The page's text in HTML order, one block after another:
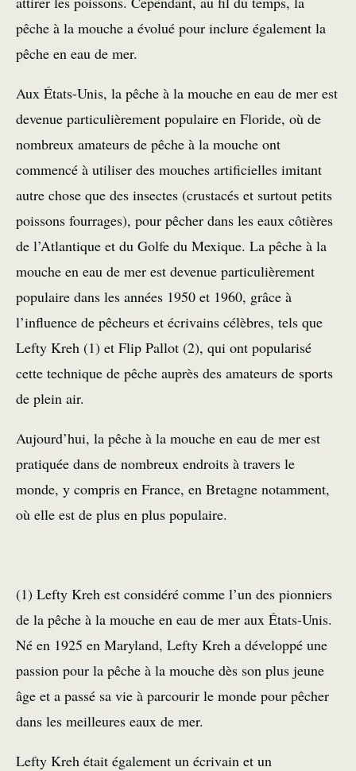
pêche à la mouche a évolué pour inclure également la
pêche en eau de mer.
Aux États-Unis, la pêche à la mouche en eau de mer est
devenue particulièrement populaire en Floride, où de
nombreux amateurs de pêche à la mouche ont
commencé à utiliser des mouches artificielles imitant
autre chose que des insectes (crustacés et surtout petits
poissons fourrages), pour pêcher dans les eaux côtières
de l’Atlantique et du Golfe du Mexique. La pêche à la
mouche en eau de mer est devenue particulièrement
populaire dans les années 1950 et 1960, grâce à
l’influence de pêcheurs et écrivains célèbres, tels que
Lefty Kreh (1) et Flip Pallot (2), qui ont popularisé
cette technique de pêche auprès des amateurs de sports
de plein air.
Aujourd’hui, la pêche à la mouche en eau de mer est
pratiquée dans de nombreux endroits à travers le
monde, y compris en France, en Bretagne notamment,
où elle est de plus en plus populaire.
(1) Lefty Kreh est considéré comme l’un des pionniers
de la pêche à la mouche en eau de mer aux États-Unis.
Né en 1925 en Maryland, Lefty Kreh a développé une
passion pour la pêche à la mouche dès son plus jeune
âge et a passé sa vie à parcourir le monde pour pêcher
dans les meilleures eaux de mer.
Lefty Kreh était également un écrivain et un